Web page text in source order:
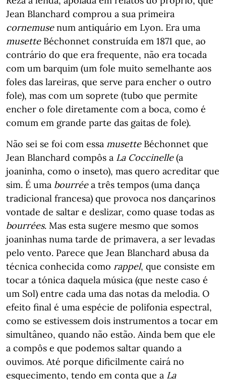
Jean Blanchard comprou a sua primeira
cornemusenum antiquário em Lyon. Era uma
musetteBéchonnet construída em 1871 que, ao
contrário do que era frequente, não era tocada
com um barquim (um fole muito semelhante aos
foles das lareiras, que serve para encher o outro
fole), mas com um soprete (tubo que permite
encher o fole diretamente com a boca, como é
comum em grande parte das gaitas de fole).
Não sei se foi com essa musetteBéchonnet que
Jean Blanchard compôs a La Coccinelle(a
joaninha, como o inseto), mas quero acreditar que
sim. É uma bourréea três tempos (uma dança
tradicional francesa) que provoca nos dançarinos
vontade de saltar e deslizar, como quase todas as
bourrées. Mas esta sugere mesmo que somos
joaninhas numa tarde de primavera, a ser levadas
pelo vento. Parece que Jean Blanchard abusa da
técnica conhecida como rappel, que consiste em
tocar a tónica daquela música (que neste caso é
um Sol) entre cada uma das notas da melodia. O
efeito final é uma espécie de polifonia espectral,
como se estivessem dois instrumentos a tocar em
simultâneo, quando não estão. Ainda bem que ele
a compôs e que podemos saltar quando a
ouvimos. Até porque dificilmente cairá no
esquecimento, tendo em conta que a La